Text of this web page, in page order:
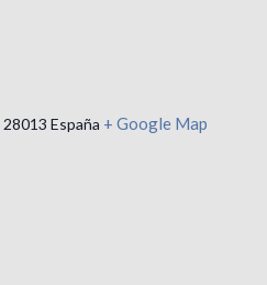
28013 España + Google Map